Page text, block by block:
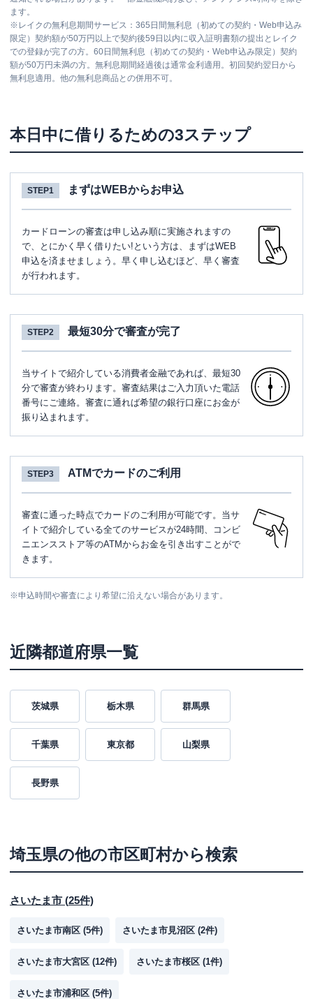
ます。
※ レイクの無利息期間サービス：365日間無利息（初めての契約・Web申込み
限定）契約額が50万円以上で契約後59日以内に収入証明書類の提出とレイク
での登録が完了の方。60日間無利息（初めての契約・Web申込み限定）契約
額が50万円未満の方。無利息期間経過後は通常金利適用。初回契約翌日から
無利息適用。他の無利息商品との併用不可。
本日中に借りるための3ステップ
STEP1 まずはWEBからお申込
カードローンの審査は申し込み順に実施されますの
で、とにかく早く借りたい!という方は、まずはWEB
申込を済ませましょう。早く申し込むほど、早く審査
が行われます。
STEP2 最短30分で審査が完了
当サイトで紹介している消費者金融であれば、最短30
分で審査が終わります。審査結果はご入力頂いた電話
番号にご連絡。審査に通れば希望の銀行口座にお金が
振り込まれます。
STEP3 ATMでカードのご利用
審査に通った時点でカードのご利用が可能です。当サ
イトで紹介している全てのサービスが24時間、コンビ
ニエンスストア等のATMからお金を引き出すことがで
きます。
※申込時間や審査により希望に沿えない場合があります。
近隣都道府県一覧
茨城県 栃木県 群馬県
千葉県 東京都 山梨県
長野県
埼玉県の他の市区町村から検索
さいたま市 (25件)
さいたま市南区 (5件) さいたま市見沼区 (2件)
さいたま市大宮区 (12件) さいたま市桜区 (1件)
さいたま市浦和区 (5件)